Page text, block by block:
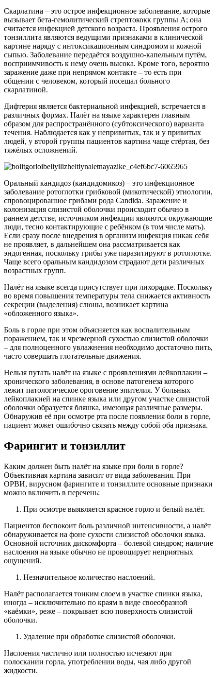
Скарлатина – это острое инфекционное заболевание, которые
вызывает бета-гемолитический стрептококк группы А; она
считается инфекцией детского возраста. Проявления острого
тонзиллита являются ведущими признаками в клинической
картине наряду с интоксикационным синдромом и кожной
сыпью. Заболевание передаётся воздушно-капельным путём,
восприимчивость к нему очень высока. Кроме того, вероятно
заражение даже при непрямом контакте – то есть при
общении с человеком, который посещал больного
скарлатиной.
Дифтерия является бактериальной инфекцией, встречается в
различных формах. Налёт на языке характерен главным
образом для распространённого (субтоксического) варианта
течения. Наблюдается как у непривитых, так и у привитых
людей, у второй группы пациентов картина чаще стёртая, без
тяжёлых осложнений.
Оральный кандидоз (кандидомикоз) – это инфекционное
заболевание ротоглотки грибковой (микотической) этиологии,
спровоцированное грибами рода Candida. Заражение и
колонизация слизистой оболочки происходит обычно в
раннем детстве, источником инфекции являются окружающие
люди, тесно контактирующие с ребёнком (в том числе мать).
Если сразу после внедрения в организм инфекция никак себя
не проявляет, в дальнейшем она рассматривается как
эндогенная, поскольку грибы уже паразитируют в ротоглотке.
Чаще всего оральным кандидозом страдают дети различных
возрастных групп.
Налёт на языке всегда присутствует при лихорадке. Поскольку
во время повышения температуры тела снижается активность
секреции (выделения) слюны, возникает картина
«обложенного языка».
Боль в горле при этом объясняется как воспалительным
поражением, так и чрезмерной сухостью слизистой оболочки
– для полноценного увлажнения необходимо достаточно пить,
часто совершать глотательные движения.
Нельзя путать налёт на языке с проявлениями лейкоплакии –
хронического заболевания, в основе патогенеза которого
лежит патологическое ороговение эпителия. У больных
лейкоплакией на спинке языка или другом участке слизистой
оболочки образуется бляшка, имеющая различные размеры.
Обнаружив её при осмотре рта после появления боли в горле,
пациент может ошибочно связать между собой оба признака.
Фарингит и тонзиллит
Каким должен быть налёт на языке при боли в горле?
Объективная картина зависит от вида заболевания. При
ОРВИ, вирусном фарингите и тонзиллите основные признаки
можно включить в перечень:
При осмотре выявляется красное горло и белый налёт.
Пациентов беспокоит боль различной интенсивности, а налёт
обнаруживается на фоне сухости слизистой оболочки языка.
Основной источник дискомфорта – болевой синдром; наличие
наслоения на языке обычно не провоцирует неприятных
ощущений.
Незначительное количество наслоений.
Налёт располагается тонким слоем в участке спинки языка,
иногда – исключительно по краям в виде своеобразной
«каёмки», реже – покрывает всю поверхность слизистой
оболочки.
Удаление при обработке слизистой оболочки.
Наслоения частично или полностью исчезают при
полоскании горла, употреблении воды, чая либо другой
жидкости.